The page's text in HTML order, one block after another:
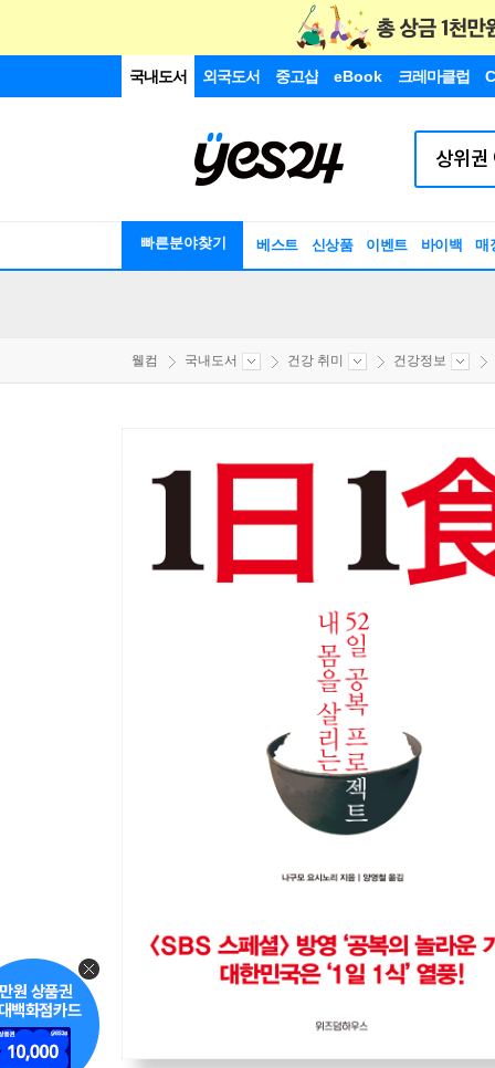
국내도서 외국도서 중고샵 eBook 크레마클럽
빠른분야찾기 베스트 신상품 이벤트 바이백 매
웰컴 국내도서 건강 취미 건강정보